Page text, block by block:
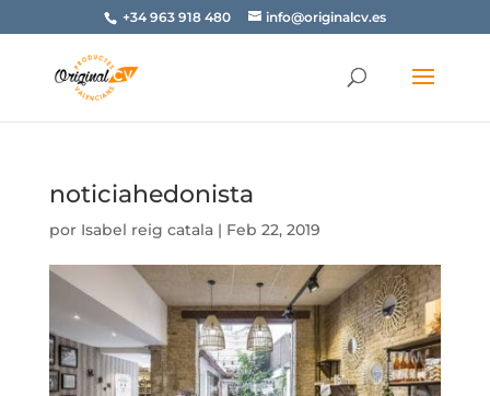
+34 963 918 480 info@originalcv.es
noticiahedonista
por Isabel reig catala| Feb 22, 2019